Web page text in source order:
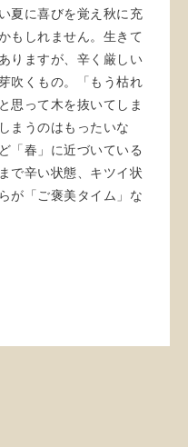
夏に喜びを覚え秋に充
もしれません。生きて
りますが、辛く厳しい
吹くもの。「もう枯れ
思って木を抜いてしま
まうのはもったいな
「春」に近づいている
で辛い状態、キツイ状
が「ご褒美タイム」な